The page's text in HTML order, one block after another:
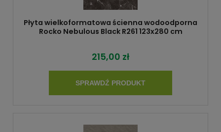
Płyta wielkoformatowa ścienna wodoodporna
Rocko Nebulous Black R261 123x280 cm
215,00 zł
SPRAWDŹ PRODUKT